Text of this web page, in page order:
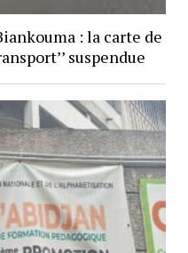
: la carte de
suspendue